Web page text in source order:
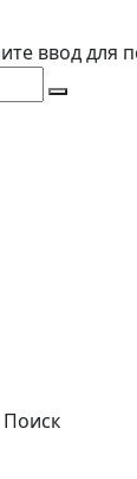
ввод для
Поиск